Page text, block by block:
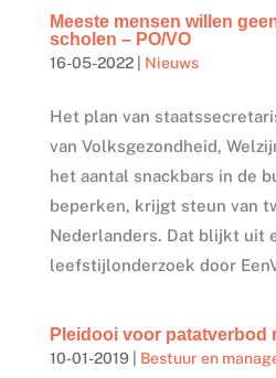
Meeste mensen willen
scholen – PO/VO
16-05-2022| Nieuws
Het plan van
van Volksgezondheid,
het aantal snackbars in de
beperken, krijgt steun van
Nederlanders. Dat blijkt uit
leefstijlonderzoek door
Pleidooi voor patatverbod
10-01-2019| Bestuur en